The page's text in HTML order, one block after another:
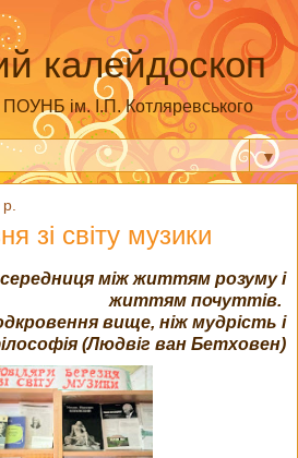
калейдоскоп
ПОУНБ ім. І.П. Котляревського
▼
зі світу музики
між життям розуму і
життям почуттів.
вище, ніж мудрість і
(Людвіг ван Бетховен)